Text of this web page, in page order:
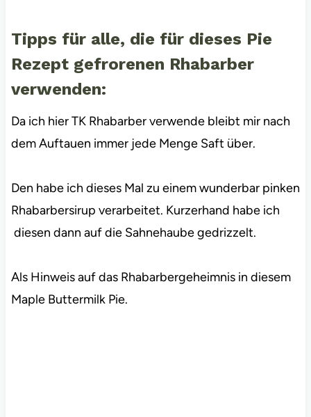
Tipps für alle, die für dieses Pie
Rezept gefrorenen Rhabarber
verwenden:
Da ich hier TK Rhabarber verwende bleibt mir nach
dem Auftauen immer jede Menge Saft über.
Den habe ich dieses Mal zu einem wunderbar pinken
Rhabarbersirup verarbeitet. Kurzerhand habe ich
diesen dann auf die Sahnehaube gedrizzelt.
Als Hinweis auf das Rhabarbergeheimnis in diesem
Maple Buttermilk Pie.